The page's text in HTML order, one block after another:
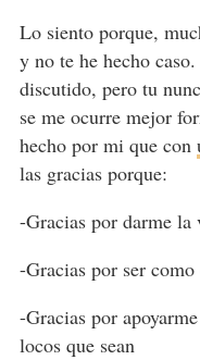
Lo siento porque,
y no te he hecho
discutido, pero tu
se me ocurre mejor
hecho por mi que con
las gracias porque:
-Gracias por darme la
-Gracias por ser
-Gracias por
locos que sean